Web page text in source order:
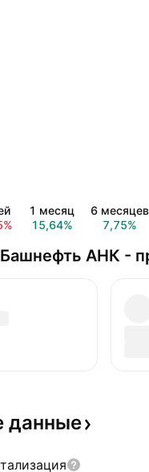
1 месяц
15,64%
6 месяцев
7,75%
АНК -
данные